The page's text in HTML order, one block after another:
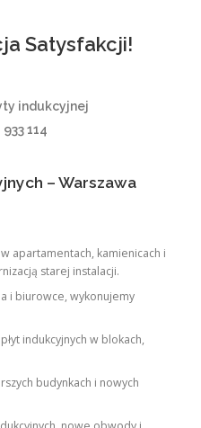
Satysfakcji!
indukcyjnej
114
– Warszawa
w apartamentach, kamienicach i
starej instalacji.
i biurowce, wykonujemy
indukcyjnych w blokach,
budynkach i nowych